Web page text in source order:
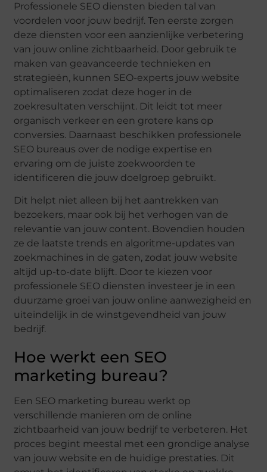
Professionele SEO diensten bieden tal van
voordelen voor jouw bedrijf. Ten eerste zorgen
deze diensten voor een aanzienlijke verbetering
van jouw online zichtbaarheid. Door gebruik te
maken van geavanceerde technieken en
strategieën, kunnen SEO-experts jouw website
optimaliseren zodat deze hoger in de
zoekresultaten verschijnt. Dit leidt tot meer
organisch verkeer en een grotere kans op
conversies. Daarnaast beschikken professionele
SEO bureaus over de nodige expertise en
ervaring om de juiste zoekwoorden te
identificeren die jouw doelgroep gebruikt.
Dit helpt niet alleen bij het aantrekken van
bezoekers, maar ook bij het verhogen van de
relevantie van jouw content. Bovendien houden
ze de laatste trends en algoritme-updates van
zoekmachines in de gaten, zodat jouw website
altijd up-to-date blijft. Door te kiezen voor
professionele SEO diensten investeer je in een
duurzame groei van jouw online aanwezigheid en
uiteindelijk in de winstgevendheid van jouw
bedrijf.
Hoe werkt een SEO
marketing bureau?
Een SEO marketing bureau werkt op
verschillende manieren om de online
zichtbaarheid van jouw bedrijf te verbeteren. Het
proces begint meestal met een grondige analyse
van jouw website en de huidige prestaties. Dit